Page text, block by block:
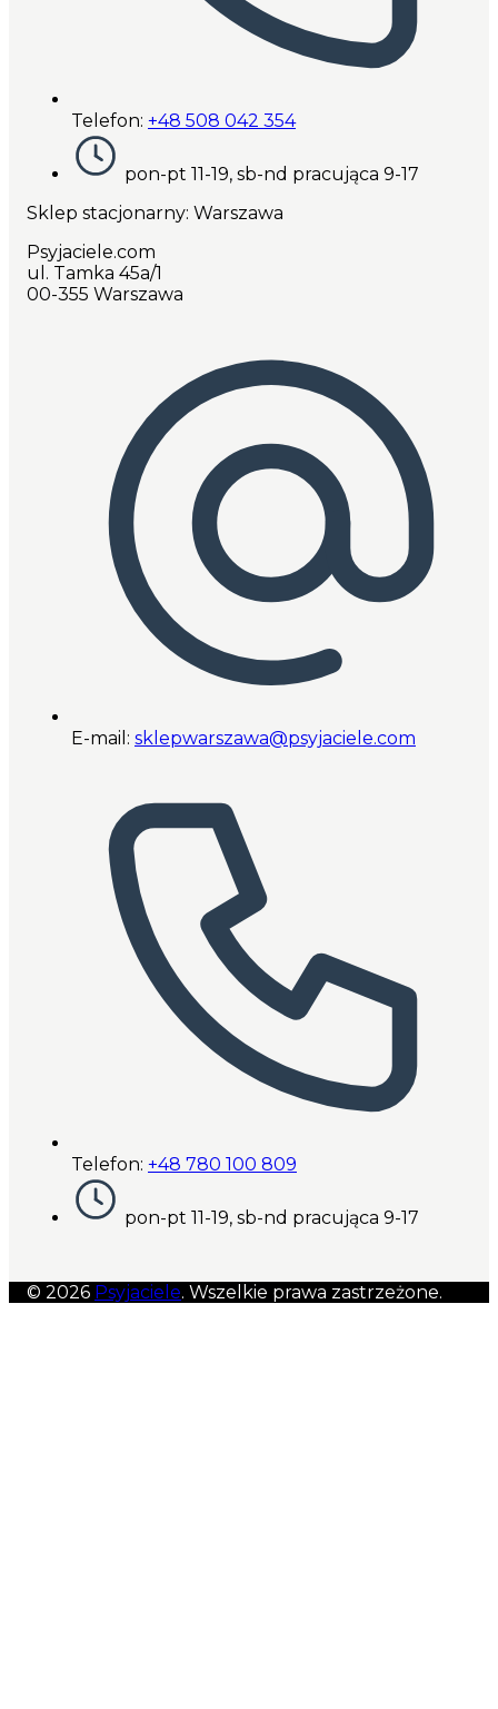
Telefon: +48 508 042 354
pon-pt 11-19, sb-nd pracująca 9-17
Sklep stacjonarny: Warszawa
Psyjaciele.com
ul. Tamka 45a/1
00-355 Warszawa
E-mail: sklepwarszawa@psyjaciele.com
Telefon: +48 780 100 809
pon-pt 11-19, sb-nd pracująca 9-17
© 2026 Psyjaciele. Wszelkie prawa zastrzeżone.